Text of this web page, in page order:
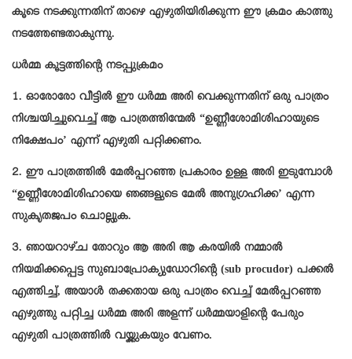
കൂടെ നടക്കുന്നതിന് താഴെ എഴുതിയിരിക്കുന്ന ഈ ക്രമം കാത്തു
നടത്തേണ്ടതാകുന്നു.
ധർമ്മ കൂട്ടത്തിന്റെ നടപ്പുക്രമം
1. ഓരോരോ വീട്ടിൽ ഈ ധർമ്മ അരി വെക്കുന്നതിന് ഒരു പാത്രം
നിശ്ചയിച്ചുവെച്ച് ആ പാത്രത്തിന്മേൽ “ഉണ്ണീശോമിശിഹായുടെ
നിക്ഷേപം’ എന്ന് എഴുതി പറ്റിക്കണം.
2. ഈ പാത്രത്തിൽ മേൽപ്പറഞ്ഞ പ്രകാരം ഉള്ള അരി ഇടുമ്പോൾ
“ഉണ്ണീശോമിശിഹായെ ഞങ്ങളുടെ മേൽ അനുഗ്രഹിക്ക’ എന്ന
സുകൃതജപം ചൊല്ലുക.
3. ഞായറാഴ്ച തോറും ആ അരി ആ കരയിൽ നമ്മാൽ
നിയമിക്കപ്പെട്ട സുബാപ്രോക്യുഡോറിന്റെ (sub procudor) പക്കൽ
എത്തിച്ച്, അയാൾ തക്കതായ ഒരു പാത്രം വെച്ച് മേൽപ്പറഞ്ഞ
എഴുത്തു പറ്റിച്ച ധർമ്മ അരി അളന്ന് ധർമ്മയാളിന്റെ പേരും
എഴുതി പാത്രത്തിൽ വയ്ക്കുകയും വേണം.